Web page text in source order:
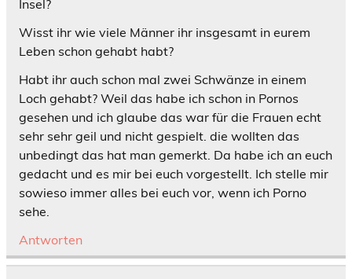
Insel?
Wisst ihr wie viele Männer ihr insgesamt in eurem
Leben schon gehabt habt?
Habt ihr auch schon mal zwei Schwänze in einem
Loch gehabt? Weil das habe ich schon in Pornos
gesehen und ich glaube das war für die Frauen echt
sehr sehr geil und nicht gespielt. die wollten das
unbedingt das hat man gemerkt. Da habe ich an euch
gedacht und es mir bei euch vorgestellt. Ich stelle mir
sowieso immer alles bei euch vor, wenn ich Porno
sehe.
Antworten